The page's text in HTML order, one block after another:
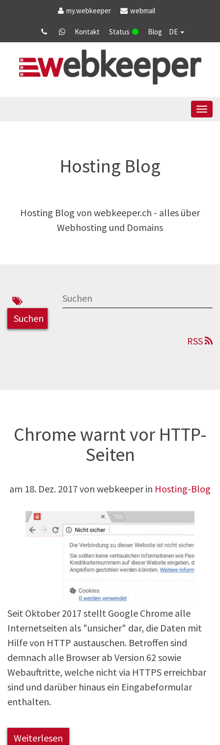
my.webkeeper webmail
Kontakt Status Blog DE
Hosting Blog
Hosting Blog von webkeeper.ch - alles über
Webhosting und Domains
RSS
Chrome warnt vor HTTP-
Seiten
am 18. Dez. 2017 von webkeeper in Hosting-Blog
Seit Oktober 2017 stellt Google Chrome alle
Internetseiten als "unsicher" dar, die Daten mit
Hilfe von HTTP austauschen. Betroffen sind
demnach alle Browser ab Version 62 sowie
Webauftritte, welche nicht via HTTPS erreichbar
sind und darüber hinaus ein Eingabeformular
enthalten.
Weiterlesen